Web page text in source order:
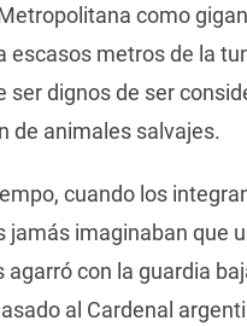
como
escasos metros de la
ser dignos de ser
de animales salvajes.
cuando los
jamás imaginaban que
agarró con la guardia
al Cardenal